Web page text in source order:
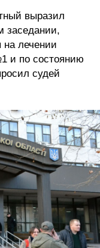
выразил
заседании,
на лечении
и по состоянию
судей